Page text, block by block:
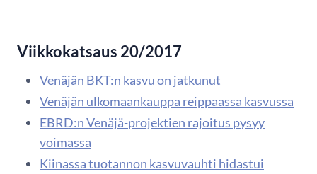
Viikkokatsaus 20/2017
Venäjän BKT:n kasvu on jatkunut
Venäjän ulkomaankauppa reippaassa kasvussa
EBRD:n Venäjä-projektien rajoitus pysyy
voimassa
Kiinassa tuotannon kasvuvauhti hidastui